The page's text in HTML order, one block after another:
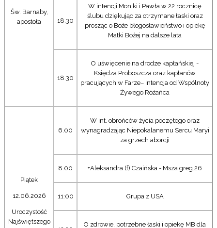
Św. Barnaby,
apostoła
18.30
W intencji Moniki i Pawła w 22 rocznicę
ślubu dziękując za otrzymane łaski oraz
prosząc o Boże błogosławieństwo i opiekę
Matki Bożej na dalsze lata
18.30
O uświęcenie na drodze kapłańskiej -
Księdza Proboszcza oraz kapłanów
pracujących w Farze– intencja od Wspólnoty
Żywego Różańca
Piątek
12.06.2026
Uroczystość
Najświętszego
6.00
W int. obrońców życia poczętego oraz
wynagradzając Niepokalanemu Sercu Maryi
za grzech aborcji
8.00 +Aleksandra (f) Czaińska - Msza greg.26
11:00 Grupa z USA
O zdrowie, potrzebne łaski i opiekę MB dla